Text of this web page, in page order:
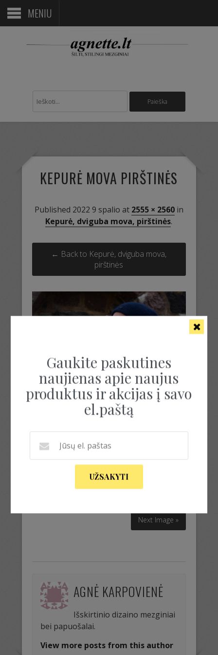
MENIU
KEPURĖ MOVA PIRŠTINĖS
Published 2022 9 spalio at 2555 × 2560in
Kepurė, dviguba mova, pirštinės.
← Back to Kepurė, dviguba mova,
pirštinės
Kepurė mova pirštinės
Next Image »
AGNĖ KARPOVIENĖ
Išskirtinio dizaino mezginiai
bei papuošalai.
View more posts from this author
Gaukite paskutines
naujienas apie naujus
produktus ir akcijas į savo
el.paštą
UŽSAKYTI